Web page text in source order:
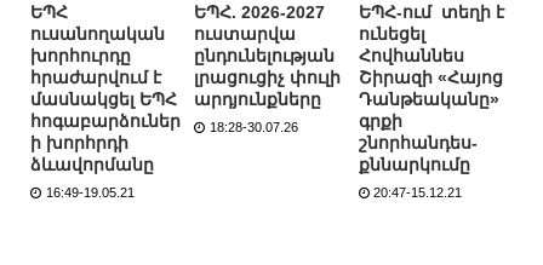
ԵՊՀ
ուսանողական
խորհուրդը
հրաժարվում է
մասնակցել ԵՊՀ
հոգաբարձուներ
ի խորհրդի
ձևավորմանը
16:49-19.05.21
ԵՊՀ. 2026-2027
ուստարվա
ընդունելության
լրացուցիչ փուլի
արդյունքները
18:28-30.07.26
ԵՊՀ-ում տեղի է
ունեցել
Հովհաննես
Շիրազի «Հայոց
Դանթեականը»
գրքի
շնորհանդես-
քննարկումը
20:47-15.12.21